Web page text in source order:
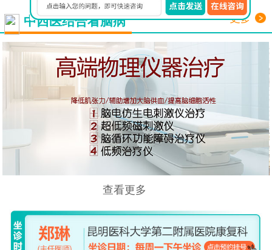
中西医结合看脑病 更多
查看更多